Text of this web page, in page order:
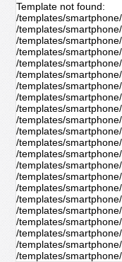
Template not found:
/templates/
/templates/
/templates/
/templates/
/templates/
/templates/
/templates/
/templates/
/templates/
/templates/
/templates/
/templates/
/templates/
/templates/
/templates/
/templates/
/templates/
/templates/
/templates/
/templates/
/templates/
/templates/